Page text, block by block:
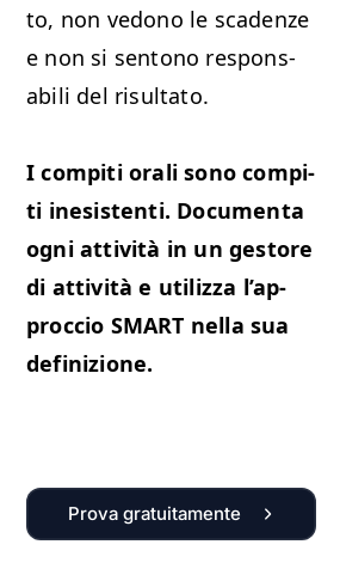
to, non vedono le sca­den­ze
e non si sentono respon­s­
abili del risultato.
I com­pi­ti orali sono com­pi­
ti inesisten­ti. Doc­u­men­ta
ogni attiv­ità in un gestore
di attiv­ità e uti­liz­za l’ap­
proc­cio SMART nel­la sua
definizione.
Prova gratuitamente